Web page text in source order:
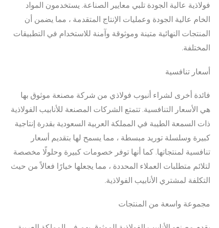
فولاذية عالية الجودة تلبي معايير الصناعة. يستخدمون المواد
الخام عالية الجودة وعمليات الإنتاج المتقدمة ، مما يضمن أن
المنتجات النهائية متينة وموثوقة وآمنة للاستخدام في التطبيقات
المختلفة.
أسعار تنافسية
فائدة أخرى لشراء أنبوب فولاذي من شركة مصنعة موثوق بها
هي الأسعار التنافسية. تتمتع الشركات المصنعة للأنابيب الفولاذية
ذات السمعة الطيبة في المملكة العربية السعودية بقدرة إنتاجية
كبيرة وسلسلة توريد مبسطة ، مما يسمح لها بتقديم أسعار
تنافسية لمنتجاتها. كما أنها توفر خصومات كبيرة وحلولًا مخصصة
لتلائم متطلبات العملاء المحددة ، مما يجعلها خيارًا فعالاً من حيث
التكلفة لمشتري الأنابيب الفولاذية.
مجموعة واسعة من المنتجات